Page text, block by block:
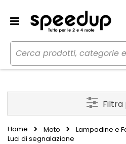
Home Moto
Lampadine e
Luci di segnalazione
Filtra